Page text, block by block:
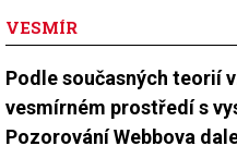
VESMÍR
Podle současných teorií
vesmírném prostředí s
Pozorování Webbova